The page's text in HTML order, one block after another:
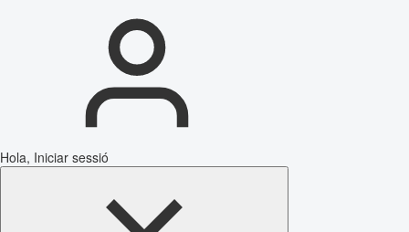
Hola, Iniciar sessió